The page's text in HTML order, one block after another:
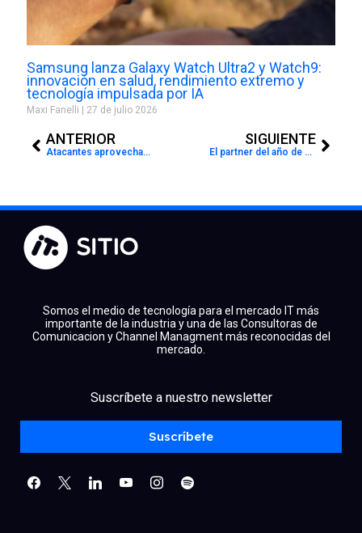
Samsung lanza Galaxy Watch Ultra2 y Watch9:
innovación en salud, rendimiento extremo y
tecnología impulsada por IA
Maxi Fanelli 27 de julio 2026
ANTERIOR
Atacantes aprovechan herramientas legítimas
SIGUIENTE
El partner del año de Microsoft’s 2020 Commercial Marketplace
Somos el medio de tecnología para el mercado IT más
importante de la industria y una de las Consultoras de
Comunicacion y Channel Managment más reconocidas del
mercado.
Suscríbete a nuestro newsletter
Suscríbete
linkedinyoutubeinstagram
spotify